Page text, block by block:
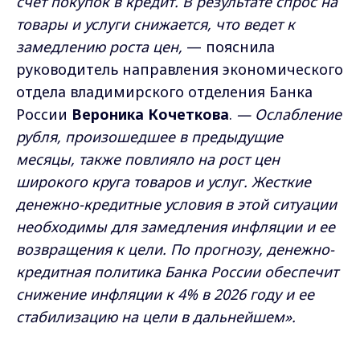
товары и услуги снижается, что ведет к
замедлению роста цен, — пояснила
руководитель направления экономического
отдела владимирского отделения Банка
России Вероника Кочеткова. — Ослабление
рубля, произошедшее в предыдущие
месяцы, также повлияло на рост цен
широкого круга товаров и услуг. Жесткие
денежно-кредитные условия в этой ситуации
необходимы для замедления инфляции и ее
возвращения к цели. По прогнозу, денежно-
кредитная политика Банка России обеспечит
снижение инфляции к 4% в 2026 году и ее
стабилизацию на цели в дальнейшем».